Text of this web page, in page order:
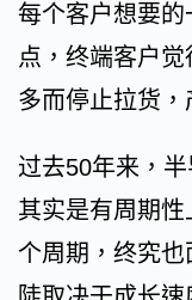
每个客户想要的
点，终端客户
多而停止拉货，
过去50年来，
其实是有周期
个周期，终究